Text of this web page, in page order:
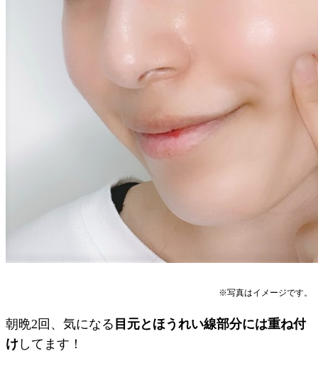
※写真はイメージです。
朝晩2回、気になる 目元とほうれい線部分には重ね付
け してます！